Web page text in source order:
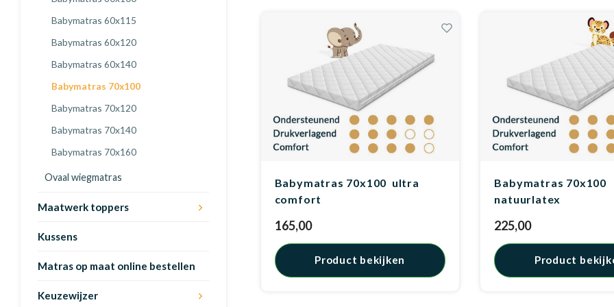
Babymatras 60x115
Babymatras 60x120
Babymatras 60x140
Babymatras 70x100
Babymatras 70x120
Babymatras 70x140
Babymatras 70x160
Ovaal wiegmatras
Maatwerk toppers
Kussens
Matras op maat online bestellen
Keuzewijzer
Babymatras 70x100 ultra
comfort
165,00
Product bekijken
Babymatras 70x100
natuurlatex
225,00
Product